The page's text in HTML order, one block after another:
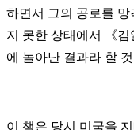
하면서 그의 공로를
지 못한 상태에서 《
에 놀아난 결과라 할
이 책은 당시 미국을